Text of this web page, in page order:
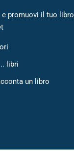
promuovi il tuo libro
libri
un libro